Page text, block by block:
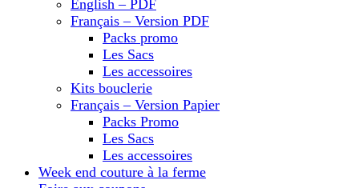
English – PDF
Français – Version PDF
Packs promo
Les Sacs
Les accessoires
Kits bouclerie
Français – Version Papier
Packs Promo
Les Sacs
Les accessoires
Week end couture à la ferme